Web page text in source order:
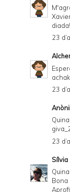
23
23
23
Sílvia
Bona